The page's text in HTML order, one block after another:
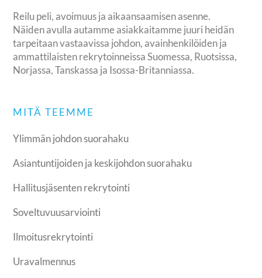
Reilu peli, avoimuus ja aikaansaamisen asenne.
Näiden avulla autamme asiakkaitamme juuri heidän
tarpeitaan vastaavissa johdon, avainhenkilöiden ja
ammattilaisten rekrytoinneissa Suomessa, Ruotsissa,
Norjassa, Tanskassa ja Isossa-Britanniassa.
MITÄ TEEMME
Ylimmän johdon suorahaku
Asiantuntijoiden ja keskijohdon suorahaku
Hallitusjäsenten rekrytointi
Soveltuvuusarviointi
Ilmoitusrekrytointi
Uravalmennus